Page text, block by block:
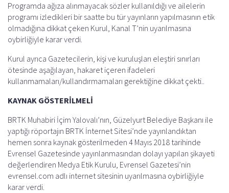
Programda ağıza alınmayacak sözler kullanıldığı ve ailelerin
programı izledikleri bir saatte bu tür yayınların yapılmasının etik
olmadığına dikkat çeken Kurul, Kanal T’nin uyarılmasına
oybirliğiyle karar verdi.
Kurul ayrıca Gazetecilerin, kişi ve kuruluşları eleştiri sınırları
ötesinde aşağılayan, hakaret içeren ifadeleri
kullanmamaları/kullandırmamaları gerektiğine dikkat çekti..
KAYNAK GÖSTERİLMELİ
BRTK Muhabiri İçim Yalovalı’nın, Güzelyurt Belediye Başkanı ile
yaptığı röportajın BRTK İnternet Sitesi’nde yayınlandıktan
hemen sonra kaynak gösterilmeden 4 Mayıs 2018 tarihinde
Evrensel Gazetesinde yayınlanmasından dolayı yapılan şikayeti
değerlendiren Medya Etik Kurulu, Evrensel Gazetesi’nin
evrensel.com adlı internet sitesinin uyarılmasına oybirliğiyle
karar verdi.